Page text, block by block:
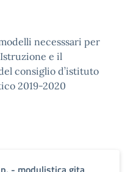
necesssari per
e il
consiglio d’istituto
2019-2020